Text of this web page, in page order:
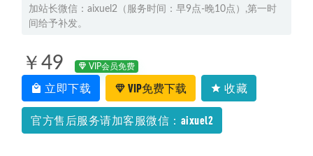
加站长微信：aixuel2（服务时间：早9点-晚10点）,第一时
间给予补发。
￥49 VIP会员免费
立即下载 VIP免费下载 收藏
官方售后服务请加客服微信：aixuel2
2024刘天麒高一数学a+寒假班网课教程 2024-02-06
2024姜博杨高三语文高考一轮复习秋季班
你从基础到高分的逆袭之路
2023李政高三化学课程全年班高考化学一二三轮复习教程
（暑假班+秋季班+寒假班+春季班） 2023-06-15